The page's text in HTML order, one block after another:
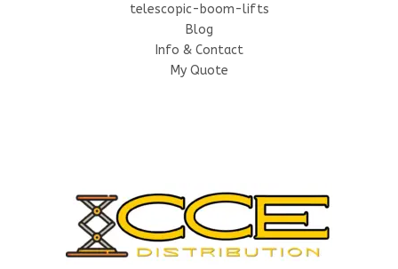
telescopic-boom-lifts
Blog
Info & Contact
My Quote